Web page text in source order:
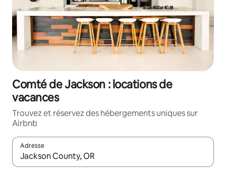
Comté de Jackson : locations de
vacances
Trouvez et réservez des hébergements uniques sur
Airbnb
Adresse
Lorsque les résultats s'affichent, utilisez les flèches vers le